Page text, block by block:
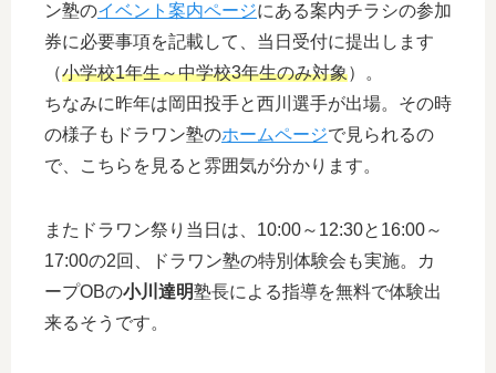
ン塾のイベント案内ページにある案内チラシの参加
券に必要事項を記載して、当日受付に提出します
（小学校1年生～中学校3年生のみ対象）。
ちなみに昨年は岡田投手と西川選手が出場。その時
の様子もドラワン塾のホームページで見られるの
で、こちらを見ると雰囲気が分かります。
またドラワン祭り当日は、10:00～12:30と16:00～
17:00の2回、ドラワン塾の特別体験会も実施。カ
ープOBの小川達明塾長による指導を無料で体験出
来るそうです。